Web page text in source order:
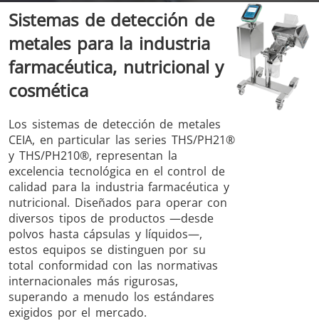
THS/FBB
THS/MBB
THS/GMS21
THS/G21
THS Production
4.0
MD-SCOPE
Sistemas de detección de
metales para la industria
farmacéutica, nutricional y
cosmética
Los sistemas de detección de metales
CEIA, en particular las series THS/PH21®
y THS/PH210®, representan la
excelencia tecnológica en el control de
calidad para la industria farmacéutica y
nutricional. Diseñados para operar con
diversos tipos de productos —desde
polvos hasta cápsulas y líquidos—,
estos equipos se distinguen por su
total conformidad con las normativas
internacionales más rigurosas,
superando a menudo los estándares
exigidos por el mercado.